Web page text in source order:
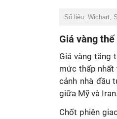
Số liệu: Wichart,
Giá vàng
Giá vàng tăng
mức thấp nhất
cảnh nhà đầu
giữa Mỹ và Iran.
Chốt phiên